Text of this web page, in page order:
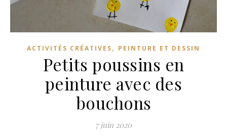
ACTIVITÉS CRÉATIVES, PEINTURE ET DESSIN
Petits poussins en
peinture avec des
bouchons
7 juin 2020